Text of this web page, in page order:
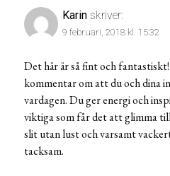
Karin skriver:
9 februari, 2018 kl. 15:32
Det här är så fint och
kommentar om att du och dina
vardagen. Du ger energi och
viktiga som får det att glimma
slit utan lust och varsamt
tacksam.